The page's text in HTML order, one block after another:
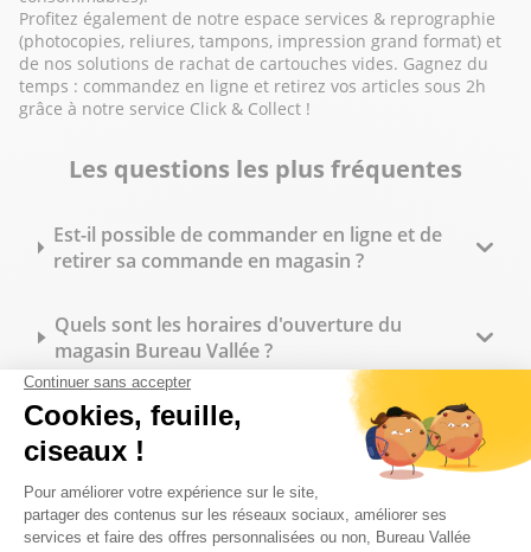
Profitez également de notre espace services & reprographie
(photocopies, reliures, tampons, impression grand format) et
de nos solutions de rachat de cartouches vides. Gagnez du
temps : commandez en ligne et retirez vos articles sous 2h
grâce à notre service Click & Collect !
Les questions les plus fréquentes
Est-il possible de commander en ligne et de
retirer sa commande en magasin ?
Quels sont les horaires d'ouverture du
magasin Bureau Vallée ?
Bureau Vallée propose-t-il des tarifs
spécifiques pour les professionnels ?
Quelles fournitures de bureau trouve-t-on en
magasin ?